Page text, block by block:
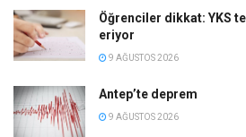
Öğrenciler dikkat: YKS
eriyor
9 AĞUSTOS 2026
Antep’te deprem
9 AĞUSTOS 2026